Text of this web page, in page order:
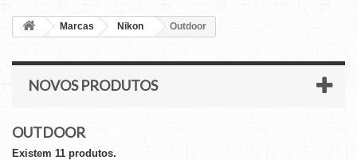
Marcas Nikon Outdoor
NOVOS PRODUTOS
OUTDOOR
Existem 11 produtos.